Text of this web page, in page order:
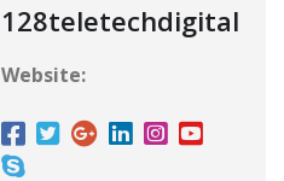
128teletechdigital
Website: